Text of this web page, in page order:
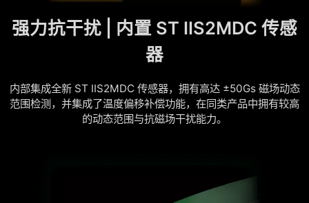
强力抗干扰 | 内置 ST IIS2MDC 传感
器
内部集成全新 ST IIS2MDC 传感器，拥有高达 ±50Gs 磁场动态
范围检测，并集成了温度偏移补偿功能，在同类产品中拥有较高
的动态范围与抗磁场干扰能力。